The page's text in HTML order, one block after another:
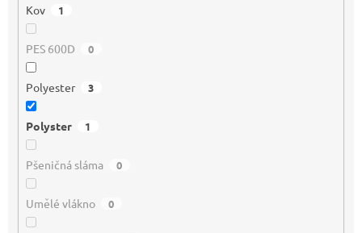
Kov 1
PES 600D 0
Polyester 3
Polyster 1
Pšeničná sláma 0
Umělé vlákno 0